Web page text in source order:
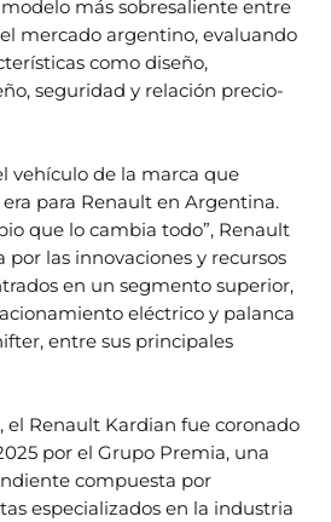
más sobresaliente entre
mercado argentino, evaluando
como diseño,
seguridad y relación precio-
vehículo de la marca que
para Renault en Argentina.
que lo cambia todo”, Renault
por las innovaciones y recursos
en un segmento superior,
eléctrico y palanca
entre sus principales
el Renault Kardian fue coronado
por el Grupo Premia, una
compuesta por
especializados en la industria